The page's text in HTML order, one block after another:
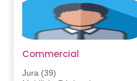
Commercial
Jura (39)